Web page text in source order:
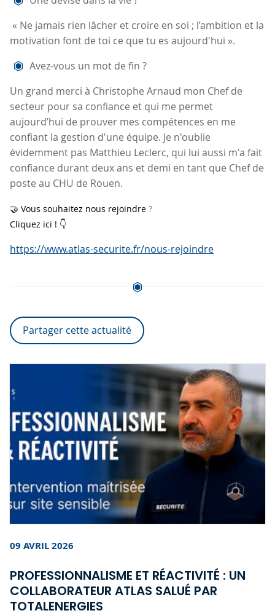
« Ne jamais rien lâcher et croire en soi ; l’ambition et la
motivation font de toi ce que tu es aujourd'hui ».
Avez-vous un mot de fin ?
Un grand merci à Christophe Arnaud mon Chef de
secteur pour sa confiance et qui me permet
aujourd’hui de prouver mes compétences en me
confiant la gestion d'une équipe. Je n'oublie
évidemment pas Matthieu Leclerc, qui lui aussi m'a fait
confiance durant deux ans et demi en tant que Chef de
poste au CHU de Rouen.
🤝 Vous souhaitez nous rejoindre ?
Cliquez ici ! 👇
https://www.atlas-securite.fr/nous-rejoindre
Partager cette actualité
09 AVRIL 2026
PROFESSIONNALISME ET RÉACTIVITÉ : UN
COLLABORATEUR ATLAS SALUÉ PAR
TOTALENERGIES